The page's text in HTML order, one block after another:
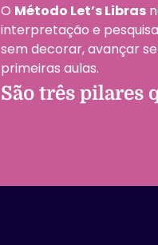
O Método Let’s Libras
interpretação e
sem decorar, avançar
primeiras aulas.
São três pilares